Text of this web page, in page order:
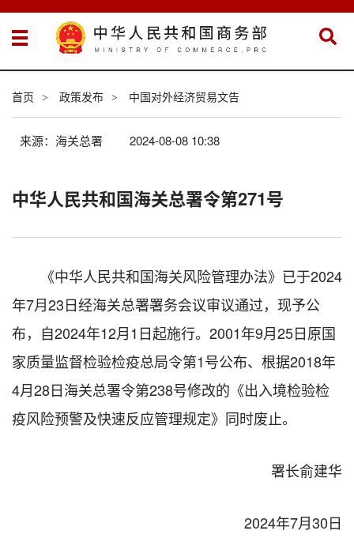
首页 > 政策发布 > 中国对外经济贸易文告
来源：海关总署 2024-08-08 10:38
中华人民共和国海关总署令第271号
《中华人民共和国海关风险管理办法》已于2024
年7月23日经海关总署署务会议审议通过，现予公
布，自2024年12月1日起施行。2001年9月25日原国
家质量监督检验检疫总局令第1号公布、根据2018年
4月28日海关总署令第238号修改的《出入境检验检
疫风险预警及快速反应管理规定》同时废止。
署长俞建华
2024年7月30日